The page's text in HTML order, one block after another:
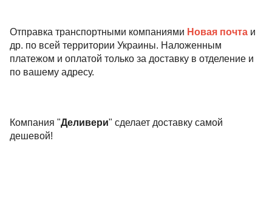
Отправка транспортными компаниями Новая почта и
др. по всей территории Украины. Наложенным
платежом и оплатой только за доставку в отделение и
по вашему адресу.
Компания "Деливери" сделает доставку самой
дешевой!